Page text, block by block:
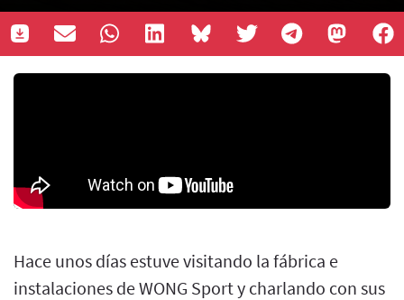
Hace unos días estuve visitando la fábrica e
instalaciones de WONG Sport y charlando con sus